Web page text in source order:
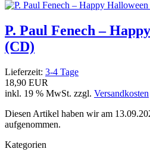
P. Paul Fenech –
(CD)
Lieferzeit: 3-4 Tage
18,90 EUR
inkl. 19 % MwSt. zzgl. Versandkosten
Diesen Artikel haben wir am
aufgenommen.
Kategorien